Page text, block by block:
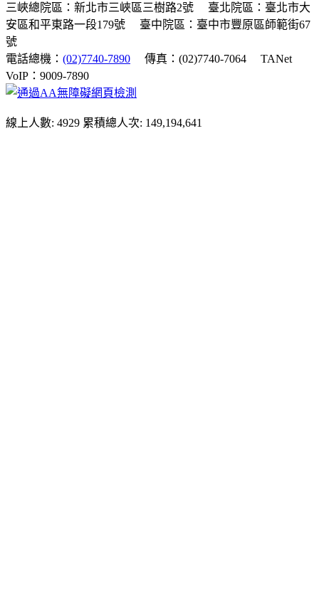
三峽總院區：新北市三峽區三樹路2號
臺北院區：臺北市大
安區和平東路一段179號
臺中院區：臺中市豐原區師範街67
號
電話總機： (02)7740-7890 傳真：(02)7740-7064
TANet
VoIP：9009-7890
線上人數: 4929 累積總人次: 149,194,641